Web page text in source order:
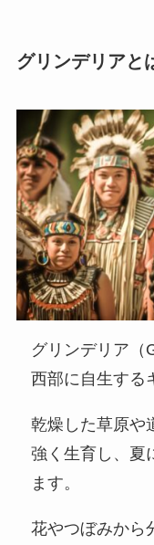
グリンデリアと
グリンデリア（
西部に自生する
乾燥した草原や
強く生育し、夏
ます。
花やつぼみから